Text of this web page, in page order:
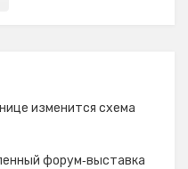
изменится схема
форум‑выставка